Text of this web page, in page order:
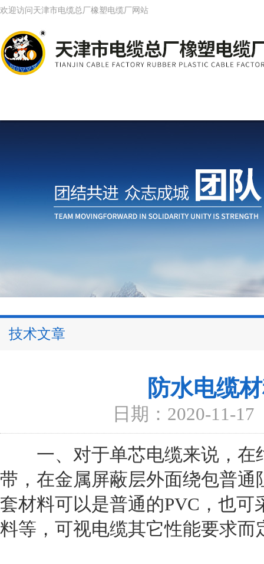
欢迎访问天津市电缆总厂橡塑电缆厂网站
技术文章
防水电缆
日期：2020-11-17
一、对于单芯电缆来说，在
带，在金属屏蔽层外面绕包普
套材料可以是普通的PVC，也
料等，可视电缆其它性能要求而